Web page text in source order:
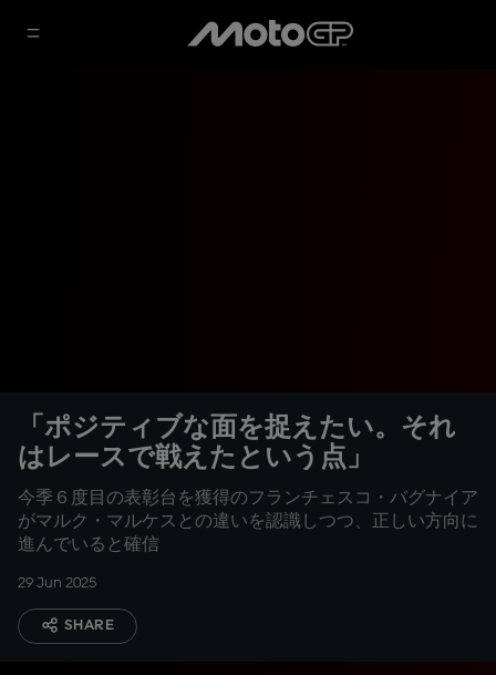
「ポジティブな面を捉えたい。それ
はレースで戦えたという点」
今季６度目の表彰台を獲得のフランチェスコ・バグナイア
がマルク・マルケスとの違いを認識しつつ、正しい方向に
進んでいると確信
29 Jun 2025
SHARE